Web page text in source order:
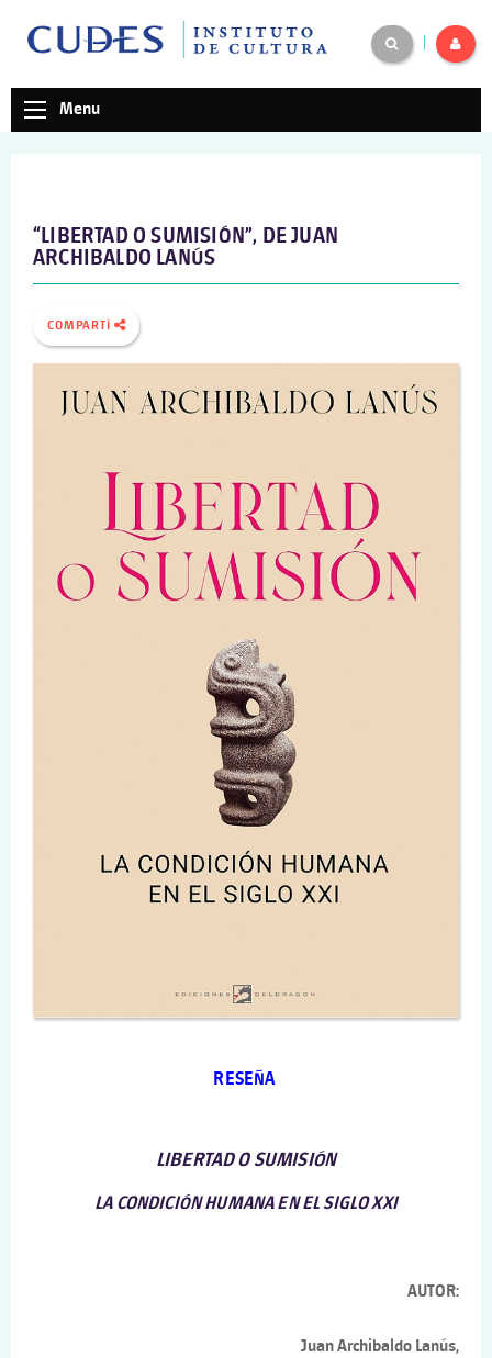
Menu
“LIBERTAD O SUMISIÓN”, DE JUAN
ARCHIBALDO LANÚS
COMPARTÍ
RESEÑA
LIBERTAD O SUMISIÓN
LA CONDICIÓN HUMANA EN EL SIGLO XXI
AUTOR:
Juan Archibaldo Lanús,